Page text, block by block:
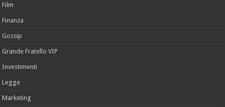
Film
Finanza
Gossip
Grande Fratello VIP
Investimenti
Legge
Marketing